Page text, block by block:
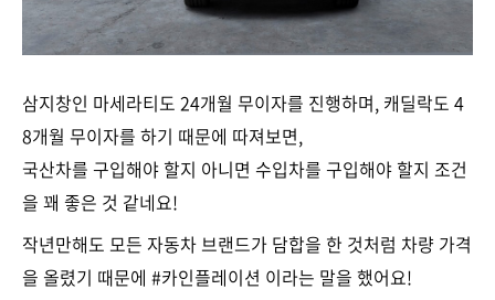
삼지창인 마세라티도 24개월 무이자를 진행하며, 캐딜락도 4
8개월 무이자를 하기 때문에 따져보면,
국산차를 구입해야 할지 아니면 수입차를 구입해야 할지 조건
을 꽤 좋은 것 같네요!
작년만해도 모든 자동차 브랜드가 담합을 한 것처럼 차량 가격
을 올렸기 때문에 #카인플레이션 이라는 말을 했어요!